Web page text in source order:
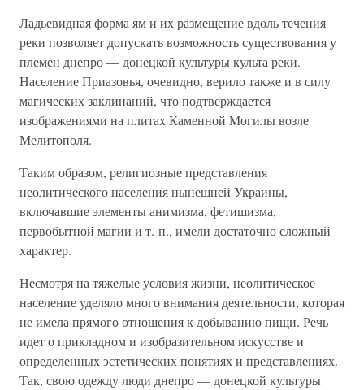
Ладьевидная форма ям и их размещение вдоль течения
реки позволяет допускать возможность существования у
племен днепро — донецкой культуры культа реки.
Население Приазовья, очевидно, верило также и в силу
магических заклинаний, что подтверждается
изображениями на плитах Каменной Могилы возле
Мелитополя.
Таким образом, религиозные представления
неолитического населения нынешней Украины,
включавшие элементы анимизма, фетишизма,
первобытной магии и т. п., имели достаточно сложный
характер.
Несмотря на тяжелые условия жизни, неолитическое
население уделяло много внимания деятельности, которая
не имела прямого отношения к добыванию пищи. Речь
идет о прикладном и изобразительном искусстве и
определенных эстетических понятиях и представлениях.
Так, свою одежду люди днепро — донецкой культуры